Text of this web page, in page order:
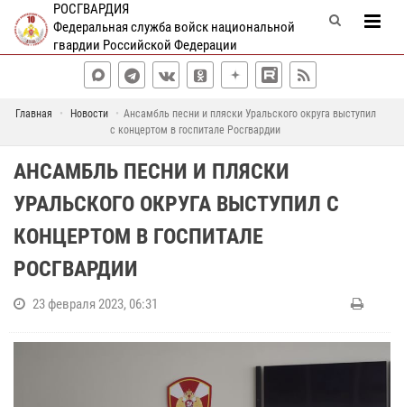
РОСГВАРДИЯ
Федеральная служба войск национальной
гвардии Российской Федерации
Главная Новости
Ансамбль песни и пляски Уральского округа выступил
с концертом в госпитале Росгвардии
АНСАМБЛЬ ПЕСНИ И ПЛЯСКИ
УРАЛЬСКОГО ОКРУГА ВЫСТУПИЛ С
КОНЦЕРТОМ В ГОСПИТАЛЕ
РОСГВАРДИИ
23 февраля 2023, 06:31